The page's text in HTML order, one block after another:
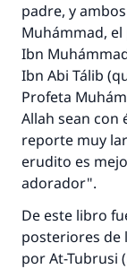
padre, y
Muhámmad, el
Ibn
Ibn Abi Tálib
Profeta
Allah sean con
reporte muy
erudito es
adorador".
De este libro
posteriores de
por At-Tubrusi